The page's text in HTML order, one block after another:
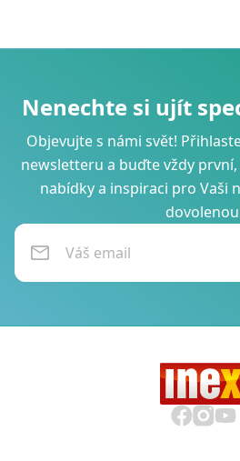
Nenechte si ujít
Objevujte s námi svět!
newsletteru a buďte vždy
nabídky a inspiraci pro Vaši